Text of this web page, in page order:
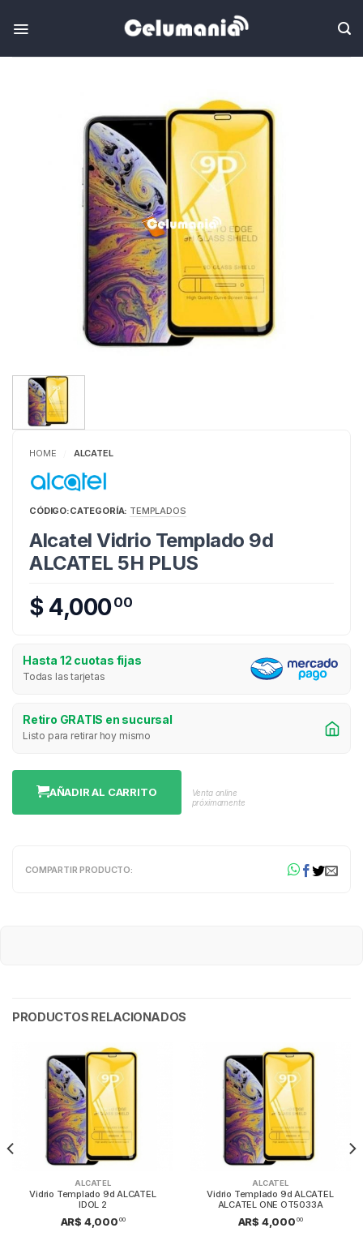
HOME ALCATEL
CÓDIGO:CATEGORÍA: TEMPLADOS
Alcatel Vidrio Templado 9d
ALCATEL 5H PLUS
$ 4,00000
Hasta 12 cuotas fijas
Todas las tarjetas
Retiro GRATIS en sucursal
Listo para retirar hoy mismo
AÑADIR AL CARRITO
Venta online
próximamente
COMPARTIR PRODUCTO:
PRODUCTOS RELACIONADOS
ALCATEL
Vidrio Templado 9d ALCATEL
IDOL 2
AR$ 4,000 00
ALCATEL
Vidrio Templado 9d ALCATEL
ALCATEL ONE OT5033A
AR$ 4,000 00